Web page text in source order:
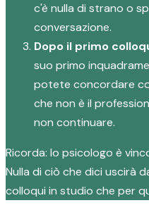
c'è nulla di strano o
conversazione.
Dopo il primo
suo primo
potete concordare
che non è il
non continuare.
Ricorda: lo psicologo è
Nulla di ciò che dici uscirà
colloqui in studio che per